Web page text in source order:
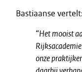
Bastiaanse
“Het mooist
onze